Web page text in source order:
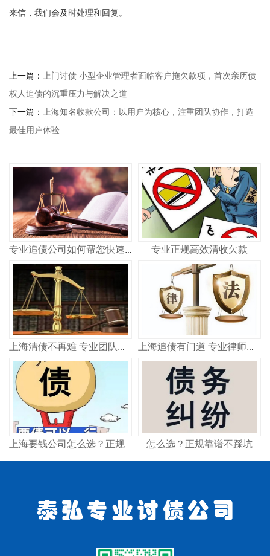
来信，我们会及时处理和回复。
上一篇： 上门讨债 小型企业管理者面临客户拖欠款项，首次亲历债
权人追债的沉重压力与解决之道
下一篇： 上海知名收款公司：以用户为核心，注重团队协作，打造
最佳用户体验
专业追债公司如何帮您快速追回欠款 合法高效不踩坑 专业正规高效清收欠款
上海清债不再难 专业团队教你如何快速收回欠款 上海追债有门道 专业律师教你高效要回钱
上海要钱公司怎么选？正规讨债机构这样找 怎么选？正规靠谱不踩坑